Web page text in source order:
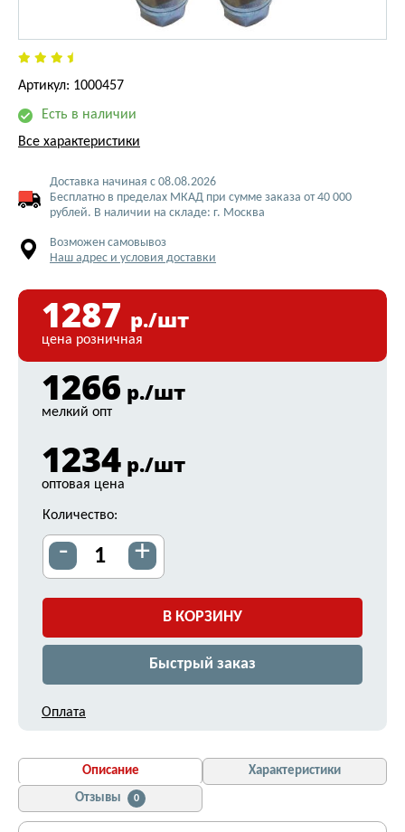
Артикул: 1000457
Есть в наличии
Все характеристики
Доставка начиная с 08.08.2026
Бесплатно в пределах МКАД при сумме заказа от 40 000
рублей. В наличии на складе: г. Москва
Возможен самовывоз
Наш адрес и условия доставки
1287 р./шт
цена розничная
1266 р./шт
мелкий опт
1234 р./шт
оптовая цена
Количество:
- +
В КОРЗИНУ
Быстрый заказ
Оплата
Описание
Характеристики
Отзывы
0